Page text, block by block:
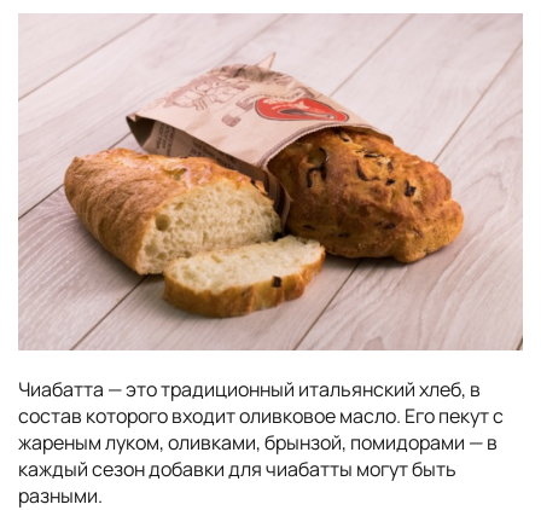
Чиабатта — это традиционный итальянский хлеб, в
состав которого входит оливковое масло. Его пекут с
жареным луком, оливками, брынзой, помидорами — в
каждый сезон добавки для чиабатты могут быть
разными.